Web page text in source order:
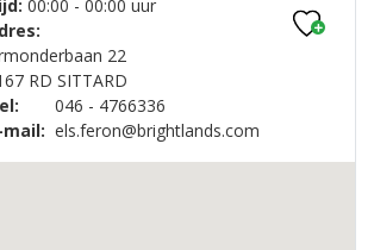
00:00 - 00:00 uur
22
RD SITTARD
mail:
046 - 4766336
els.feron@brightlands.com